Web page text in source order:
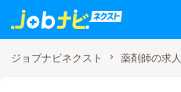
ジョブナビネクスト 薬剤師の求人